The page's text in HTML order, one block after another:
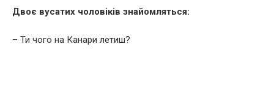
Двоє вусатих чоловіків знайомляться:
– Ти чого на Канари летиш?